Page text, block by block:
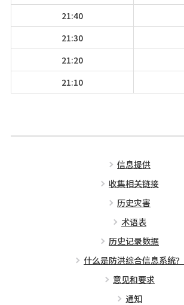
21:40
21:30
21:20
21:10
信息提供
收集相关链接
历史灾害
术语表
历史记录数据
什么是防洪综合信息系统？
意见和要求
通知